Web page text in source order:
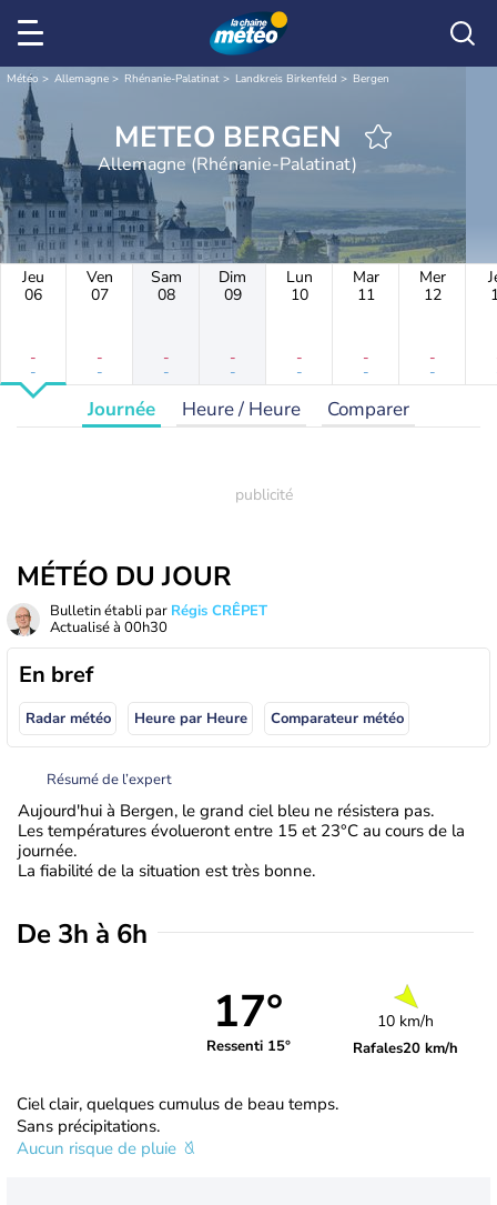
Météo Allemagne Rhénanie-Palatinat Landkreis Birkenfeld Bergen
METEO BERGEN
Allemagne (Rhénanie-Palatinat)
Jeu
06
-
-
Ven
07
-
-
Sam
08
-
-
Dim
09
-
-
Lun
10
-
-
Mar
11
-
-
Mer
12
-
-
Journée Heure / Heure Comparer
MÉTÉO DU JOUR
Bulletin établi par Régis CRÊPET
Actualisé à 00h30
En bref
Radar météo Heure par Heure Comparateur météo
Résumé de l’expert
Aujourd'hui à Bergen, le grand ciel bleu ne résistera pas.
Les températures évolueront entre 15 et 23°C au cours de la
journée.
La fiabilité de la situation est très bonne.
De 3h à 6h
17°
Ressenti 15°
10 km/h
Rafales20 km/h
Ciel clair, quelques cumulus de beau temps.
Sans précipitations.
Aucun risque de pluie